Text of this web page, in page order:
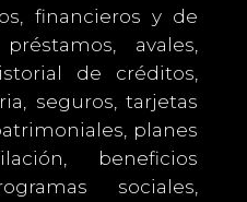
financieros y de
avales,
de créditos,
seguros, tarjetas
planes
beneficios
sociales,